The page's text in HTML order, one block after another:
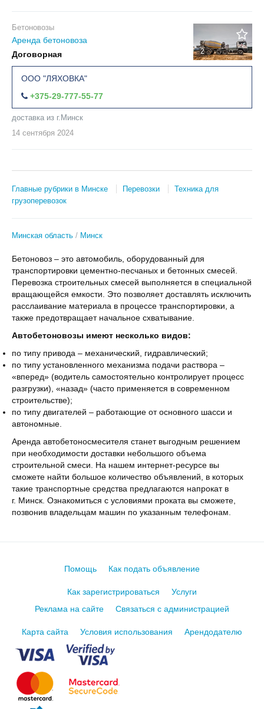
2
Бетоновозы
Аренда бетоновоза
Договорная
ООО "ЛЯХОВКА"
+375-29-777-55-77
доставка из г.Минск
14 сентября 2024
Главные рубрики в Минске Перевозки
Техника для
грузоперевозок
Минская область Минск
Бетоновоз – это автомобиль, оборудованный для
транспортировки цементно-песчаных и бетонных смесей.
Перевозка строительных смесей выполняется в специальной
вращающейся емкости. Это позволяет доставлять исключить
расслаивание материала в процессе транспортировки, а
также предотвращает начальное схватывание.
Автобетоновозы имеют несколько видов:
по типу привода – механический, гидравлический;
по типу установленного механизма подачи раствора –
«вперед» (водитель самостоятельно контролирует процесс
разгрузки), «назад» (часто применяется в современном
строительстве);
по типу двигателей – работающие от основного шасси и
автономные.
Аренда автобетоносмесителя станет выгодным решением
при необходимости доставки небольшого объема
строительной смеси. На нашем интернет-ресурсе вы
сможете найти большое количество объявлений, в которых
такие транспортные средства предлагаются напрокат в
г. Минск. Ознакомиться с условиями проката вы сможете,
позвонив владельцам машин по указанным телефонам.
Помощь Как подать объявление
Как зарегистрироваться
Услуги
Реклама на сайте
Связаться с администрацией
Карта сайта Условия использования Арендодателю